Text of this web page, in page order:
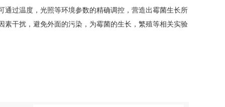
过温度，光照等环境参数的精确调控，营造出霉菌生长所
干扰，避免外面的污染，为霉菌的生长，繁殖等相关实验